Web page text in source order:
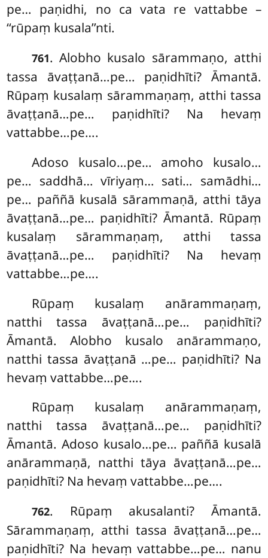
pe… paṇidhi, no ca vata re vattabbe –
‘‘rūpaṃ kusala’’nti.
761. Alobho kusalo sārammaṇo, atthi
tassa āvaṭṭanā…pe… paṇidhīti? Āmantā.
Rūpaṃ kusalaṃ sārammaṇaṃ, atthi tassa
āvaṭṭanā…pe… paṇidhīti? Na hevaṃ
vattabbe…pe….
Adoso kusalo…pe… amoho kusalo…
pe… saddhā… vīriyaṃ… sati… samādhi…
pe… paññā kusalā sārammaṇā, atthi tāya
āvaṭṭanā…pe… paṇidhīti? Āmantā. Rūpaṃ
kusalaṃ sārammaṇaṃ, atthi tassa
āvaṭṭanā…pe… paṇidhīti? Na hevaṃ
vattabbe…pe….
Rūpaṃ kusalaṃ anārammaṇaṃ,
natthi tassa āvaṭṭanā…pe… paṇidhīti?
Āmantā. Alobho kusalo anārammaṇo,
natthi tassa āvaṭṭanā …pe… paṇidhīti? Na
hevaṃ vattabbe…pe….
Rūpaṃ kusalaṃ anārammaṇaṃ,
natthi tassa āvaṭṭanā…pe… paṇidhīti?
Āmantā. Adoso kusalo…pe… paññā kusalā
anārammaṇā, natthi tāya āvaṭṭanā…pe…
paṇidhīti? Na hevaṃ vattabbe…pe….
762. Rūpaṃ akusalanti? Āmantā.
Sārammaṇaṃ, atthi tassa āvaṭṭanā…pe…
paṇidhīti? Na hevaṃ vattabbe…pe… nanu